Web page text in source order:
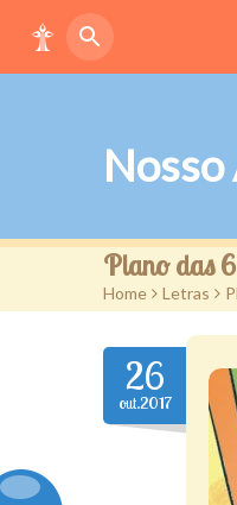
Plano das 6
Home > Letras >
26
out.2017